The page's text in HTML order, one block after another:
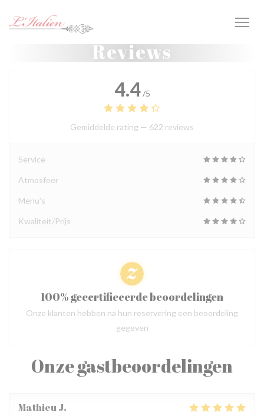
Reviews
Onze gastbeoordelingen
MathieuJ
4.4 /5
Gemiddelde rating — 622 reviews
Service
Atmosfeer
Menu's
Kwaliteit/Prijs
100% gecertificeerde beoordelingen
Onze klanten hebben na hun reservering een beoordeling
gegeven